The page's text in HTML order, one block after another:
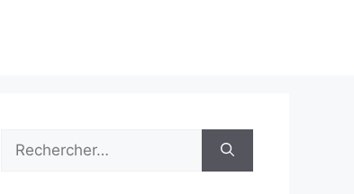
Rechercher :